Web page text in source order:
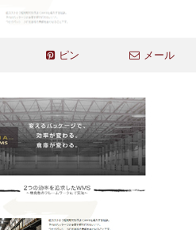
ピン メール